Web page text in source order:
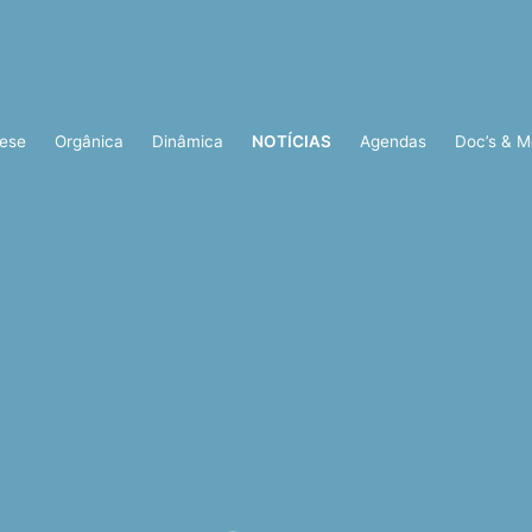
Orgânica Dinâmica NOTÍCIAS Agendas Doc’s &